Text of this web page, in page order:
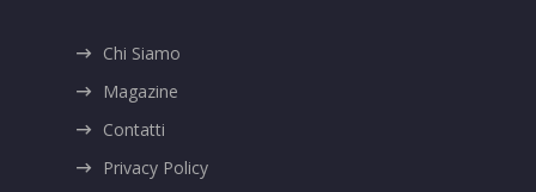
Chi Siamo
Magazine
Contatti
Privacy Policy